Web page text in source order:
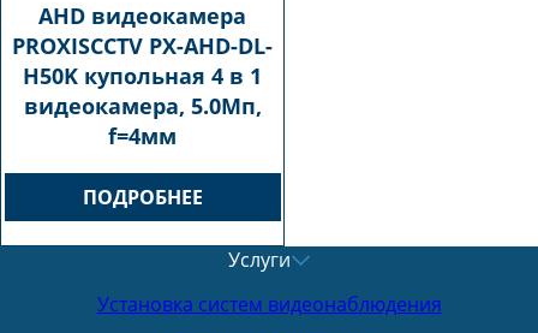
AHD видеокамера
PROXISCCTV PX-AHD-DL-
H50K купольная 4 в 1
видеокамера, 5.0Мп,
f=4мм
ПОДРОБНЕЕ
Услуги
Установка систем видеонаблюдения